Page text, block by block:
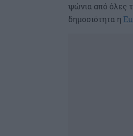
ψώνια από όλες
δημοσιότητα η